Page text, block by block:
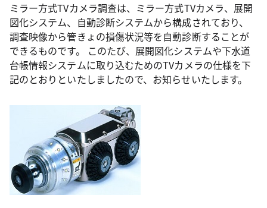
ミラー方式TVカメラ調査は、ミラー方式TVカメラ、展開
図化システム、自動診断システムから構成されており、
調査映像から管きょの損傷状況等を自動診断することが
できるものです。 このたび、展開図化システムや下水道
台帳情報システムに取り込むためのTVカメラの仕様を下
記のとおりといたしましたので、お知らせいたします。